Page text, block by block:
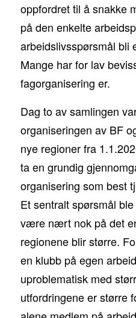
oppfordret til å snakke
på den enkelte
arbeidslivsspørsmål bli
Mange har for lav
fagorganisering er.
Dag to av samlingen
organiseringen av BF
nye regioner fra
ta en grundig
organisering som best
Et sentralt spørsmål
være nært nok på det
regionene blir større.
en klubb på egen
uproblematisk med
utfordringene er større